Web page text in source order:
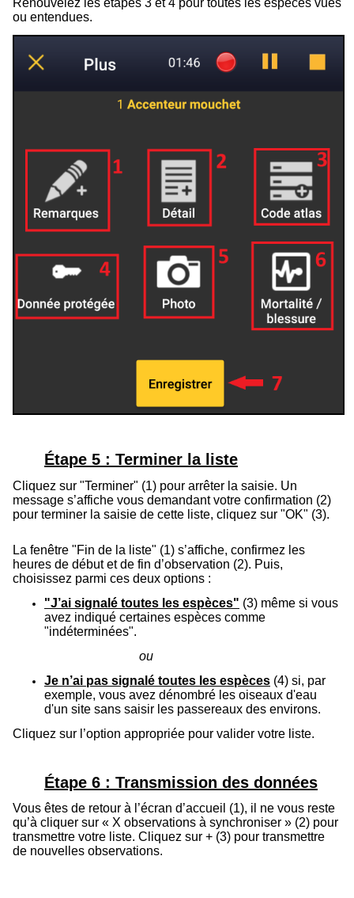
ou entendues.
Étape 5 : Terminer la liste
Cliquez sur "Terminer" (1) pour arrêter la saisie. Un
message s’affiche vous demandant votre confirmation (2)
pour terminer la saisie de cette liste, cliquez sur "OK" (3).
La fenêtre "Fin de la liste" (1) s’affiche, confirmez les
heures de début et de fin d’observation (2). Puis,
choisissez parmi ces deux options :
"J’ai signalé toutes les espèces" (3) même si vous
avez indiqué certaines espèces comme
"indéterminées".
ou
Je n’ai pas signalé toutes les espèces (4) si, par
exemple, vous avez dénombré les oiseaux d'eau
d'un site sans saisir les passereaux des environs.
Cliquez sur l’option appropriée pour valider votre liste.
Étape 6 : Transmission des données
Vous êtes de retour à l’écran d’accueil (1), il ne vous reste
qu’à cliquer sur « X observations à synchroniser » (2) pour
transmettre votre liste. Cliquez sur + (3) pour transmettre
de nouvelles observations.